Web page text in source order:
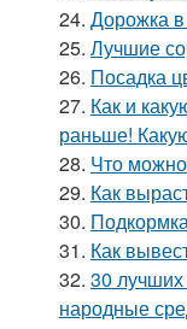
24. Дорожка в
25. Лучшие
26. Посадка
27. Как и
раньше!
28. Что
29. Как
30.
31. Как
32. 30 лучших
народные